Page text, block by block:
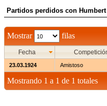
Partidos perdidos con
Mostrar filas
Fecha
23.03.1924 Amistoso
Mostrando 1 a 1 de 1 totales